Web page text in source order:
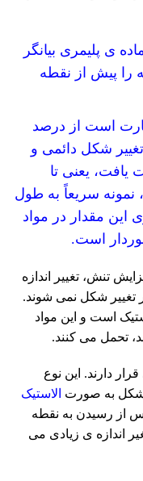
ی پلیمری بیانگر
را پیش از نقطه
است از درصد
شکل دائمی و
یافت، یعنی تا
سریعاً به طول
این مقدار در مواد
است.
تنش، تغییر اندازه
تغییر شکل نمی شوند.
است و این مواد
تحمل می کنند.
دارند. این نوع
شکل به صورت الاستیک
از رسیدن به نقطه
اندازه ی زیادی می